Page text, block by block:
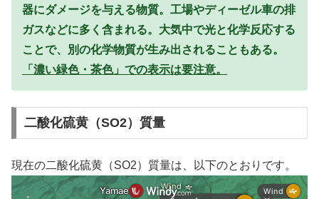
器にダメージを与える物質。工場やディーゼル車の排
ガスなどに多く含まれる。大気中で光と化学反応する
ことで、別の化学物質が生み出されることもある。
「濃い緑色・茶色」での表示は要注意。
二酸化硫黄（SO2）質量
現在の二酸化硫黄（SO2）質量は、以下のとおりです。